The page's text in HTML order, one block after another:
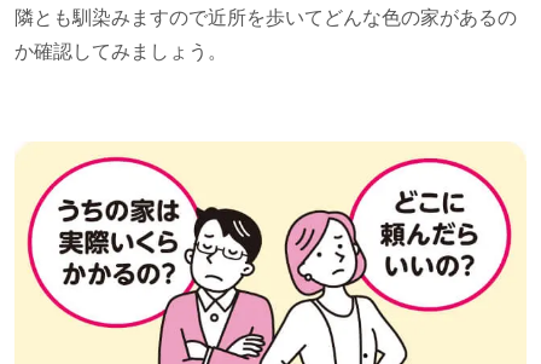
隣とも馴染みますので近所を歩いてどんな色の家があるの
か確認してみましょう。